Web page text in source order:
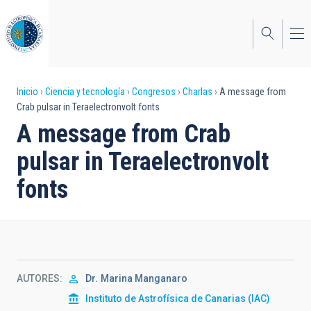
al
contenido
principal
Sobrescribir
enlaces
de
ayuda
a
Inicio Ciencia y tecnología Congresos Charlas
A message from
Crab pulsar in Teraelectronvolt fonts
A message from Crab
pulsar in Teraelectronvolt
fonts
AUTORES Dr. Marina Manganaro
Instituto de Astrofísica de Canarias (IAC)